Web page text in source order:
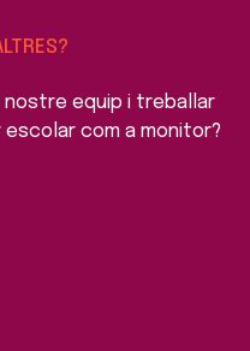
nostre equip i treballar
escolar com a monitor?